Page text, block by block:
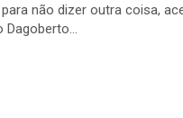
não dizer outra coisa,
Dagoberto…